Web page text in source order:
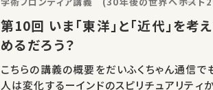
第10回 いま「東洋」と「近代」を考えて、未来に何をのぞ
めるだろう？
こちらの講義の概要をだいふくちゃん通信で
人は変化するーインドのスピリチュアリティ